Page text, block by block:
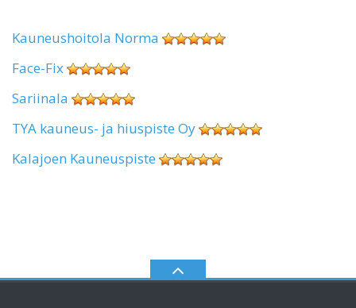
Kauneushoitola Norma
Face-Fix
Sariinala
TYA kauneus- ja hiuspiste Oy
Kalajoen Kauneuspiste